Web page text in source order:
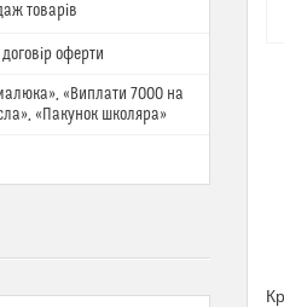
товарів
оферти
«Виплати 7000 на
«Пакунок школяра»